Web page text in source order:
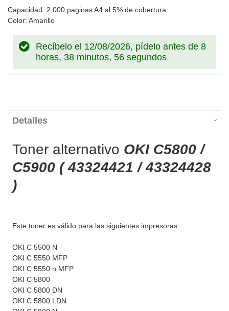
Capacidad: 2.000 paginas A4 al 5% de cobertura
Color: Amarillo
Recíbelo el 12/08/2026, pídelo antes de 8
horas, 38 minutos, 56 segundos
Detalles
Toner alternativo OKI C5800 /
C5900 ( 43324421 / 43324428
)
Este toner es válido para las siguientes impresoras:
OKI C 5500 N
OKI C 5550 MFP
OKI C 5550 n MFP
OKI C 5800
OKI C 5800 DN
OKI C 5800 LDN